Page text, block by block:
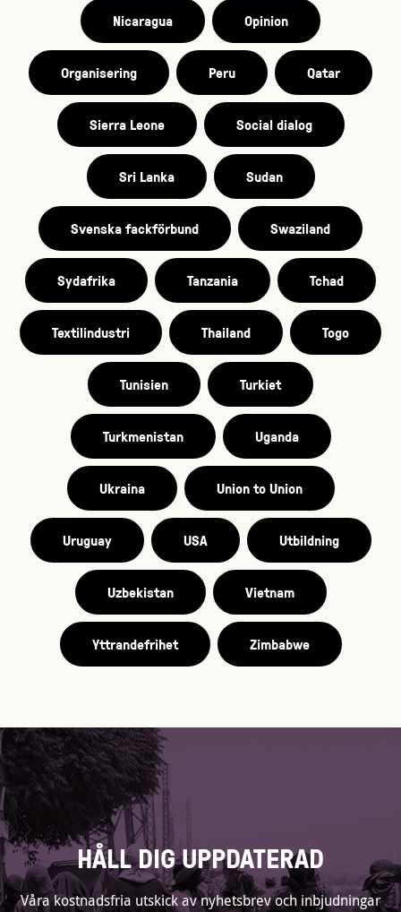
Nicaragua Opinion
Organisering Peru Qatar
Sierra Leone Social dialog
Sri Lanka Sudan
Svenska fackförbund Swaziland
Sydafrika Tanzania Tchad
Textilindustri Thailand Togo
Tunisien Turkiet
Turkmenistan Uganda
Ukraina Union to Union
Uruguay USA Utbildning
Uzbekistan Vietnam
Yttrandefrihet Zimbabwe
HÅLL DIG UPPDATERAD
Våra kostnadsfria utskick av nyhetsbrev och inbjudningar